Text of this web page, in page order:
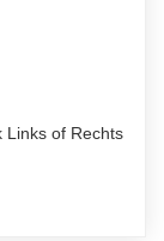
Links of Rechts